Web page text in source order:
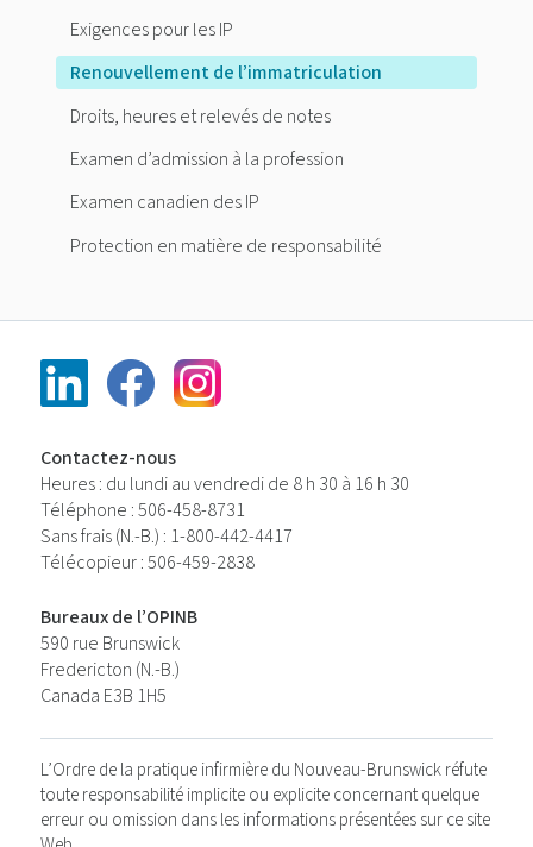
Exigences pour les IP
Renouvellement de l’immatriculation
Droits, heures et relevés de notes
Examen d’admission à la profession
Examen canadien des IP
Protection en matière de responsabilité
Contactez-nous
Heures : du lundi au vendredi de 8 h 30 à 16 h 30
Téléphone : 506-458-8731
Sans frais (N.-B.) : 1-800-442-4417
Télécopieur : 506-459-2838
Bureaux de l’OPINB
590 rue Brunswick
Fredericton (N.-B.)
Canada E3B 1H5
L’Ordre de la pratique infirmière du Nouveau-Brunswick réfute
toute responsabilité implicite ou explicite concernant quelque
erreur ou omission dans les informations présentées sur ce site